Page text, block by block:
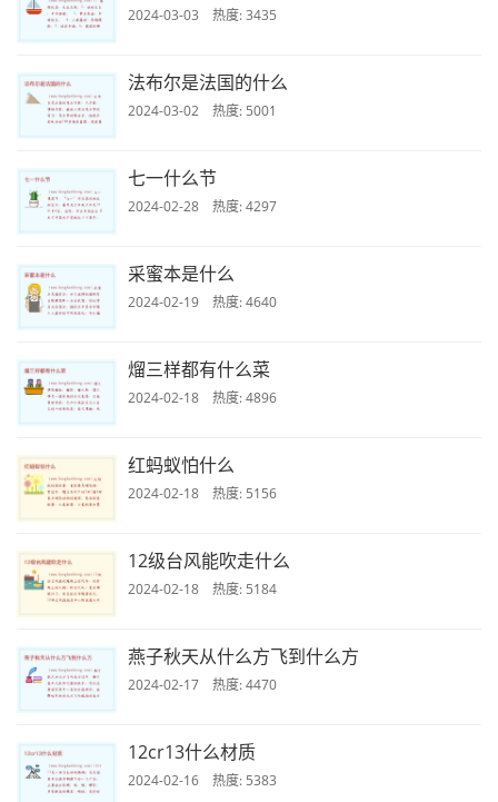
2024-03-03 热度: 3435
法布尔是法国的什么
2024-03-02 热度: 5001
七一什么节
2024-02-28 热度: 4297
采蜜本是什么
2024-02-19 热度: 4640
熘三样都有什么菜
2024-02-18 热度: 4896
红蚂蚁怕什么
2024-02-18 热度: 5156
12级台风能吹走什么
2024-02-18 热度: 5184
燕子秋天从什么方飞到什么方
2024-02-17 热度: 4470
12cr13什么材质
2024-02-16 热度: 5383